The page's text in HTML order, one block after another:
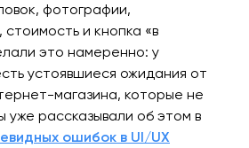
фотографии,
и кнопка «в
это намеренно: у
устоявшиеся ожидания от
магазина, которые не
уже рассказывали об этом в
ошибок в UI/UX